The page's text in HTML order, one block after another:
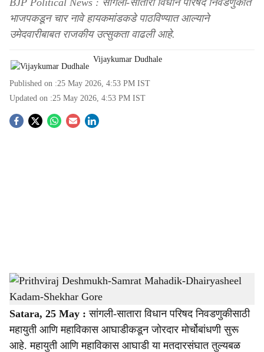
BJP Political News : सांगली-सातारा विधान परिषद निवडणुकीत
भाजपकडून चार नावे हायकमांडकडे पाठविण्यात आल्याने
उमेदवारीबाबत राजकीय उत्सुकता वाढली आहे.
Vijaykumar Dudhale
Published on :25 May 2026, 4:53 PM IST
Updated on :25 May 2026, 4:53 PM IST
S
h
a
r
Prithviraj Deshmukh-Samrat Mahadik-Dhairyasheel Kadam-Shekhar Gore-
Sarkarnama
Satara, 25 May : सांगली-सातारा विधान परिषद निवडणुकीसाठी
महायुती आणि महाविकास आघाडीकडून जोरदार मोर्चोबांधणी सुरू
आहे. महायुती आणि महाविकास आघाडी या मतदारसंघात तुल्यबळ